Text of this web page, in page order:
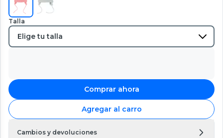
Talla
Comprar ahora
Agregar al carro
Cambios y devoluciones